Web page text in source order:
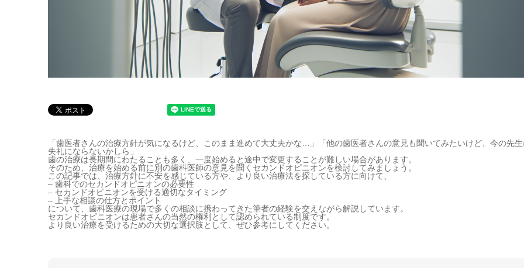
「歯医者さんの治療方針が気になるけど、このまま進めて大丈夫かな…」「他の歯医者さんの意見も聞いてみたいけど、今の先
失礼にならないかしら」
歯の治療は長期間にわたることも多く、一度始めると途中で変更することが難しい場合があります。
そのため、治療を始める前に別の歯科医師の意見を聞くセカンドオピニオンを検討してみましょう。
この記事では、治療方針に不安を感じている方や、より良い治療法を探している方に向けて、
– 歯科でのセカンドオピニオンの必要性
– セカンドオピニオンを受ける適切なタイミング
– 上手な相談の仕方とポイント
について、歯科医療の現場で多くの相談に携わってきた筆者の経験を交えながら解説しています。
セカンドオピニオンは患者さんの当然の権利として認められている制度です。
より良い治療を受けるための大切な選択肢として、ぜひ参考にしてください。